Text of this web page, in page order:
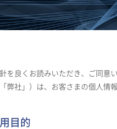
を良くお読みいただき、ご同意
弊社」）は、お客さまの個人情
目的